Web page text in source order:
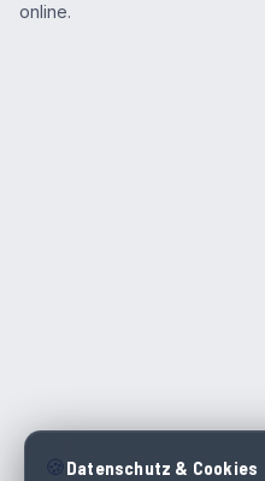
online.
🍪 Datenschutz & Cookies